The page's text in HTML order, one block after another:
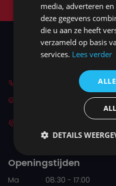
info@sandersgifts.nl
Standaardruiter 2
Openingstijden
Ma
08:30 - 17:00
media, adverteren
deze gegevens
die u aan ze heeft
verzameld op basis
services. Lees verder
DETAILS